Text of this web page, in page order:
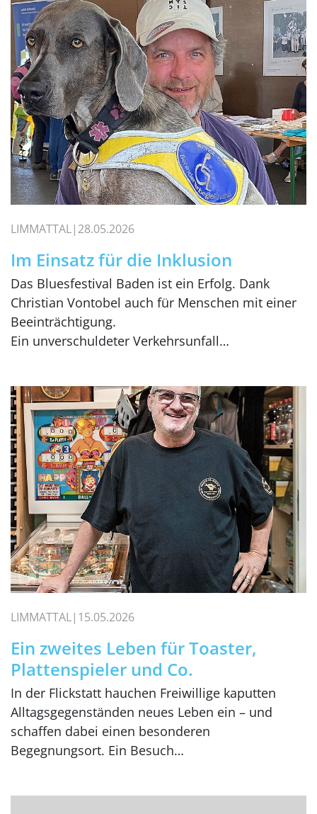
LIMMATTAL 28.05.2026
Im Einsatz für die Inklusion
Das Bluesfestival Baden ist ein Erfolg. Dank
Christian Vontobel auch für Menschen mit einer
Beeinträchtigung.
Ein unverschuldeter Verkehrsunfall…
LIMMATTAL 15.05.2026
Ein zweites Leben für Toaster,
Plattenspieler und Co.
In der Flickstatt hauchen Freiwillige kaputten
Alltagsgegenständen neues Leben ein – und
schaffen dabei einen besonderen
Begegnungsort. Ein Besuch…